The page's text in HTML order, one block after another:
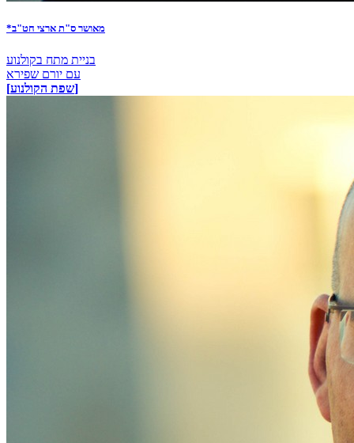
*מאושר ס"ת ארצי חט"ב
בניית מתח בקולנוע
עם יורם שפירא
[שפת הקולנוע]